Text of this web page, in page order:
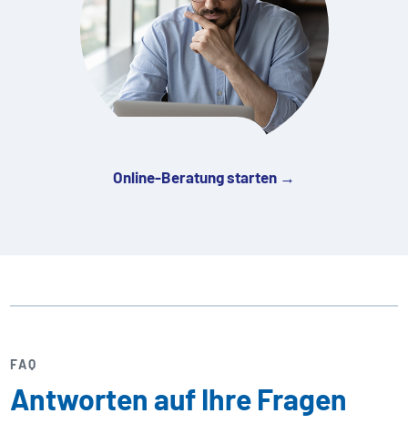
Online-Beratung starten →
FAQ
Antworten auf Ihre Fragen